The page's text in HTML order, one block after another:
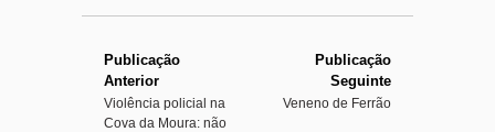
Publicação
Anterior
Violência policial na
Cova da Moura: não
Publicação
Seguinte
Veneno de Ferrão